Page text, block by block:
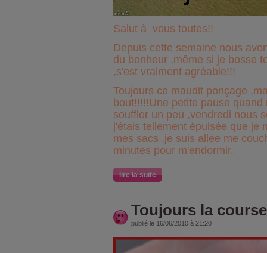
Salut à vous toutes!!
Depuis cette semaine nous
du bonheur ,même si je bosse
,s'est vraiment agréable!!!
Toujours ce maudit ponçage
bout!!!!!Une petite pause
souffler un peu ,vendredi nous
j'étais tellement épuisée que je
mes sacs ,je suis allée me
minutes pour m'endormir.
lire la suite
Toujours la
publié le 16/06/2010 à 21:20